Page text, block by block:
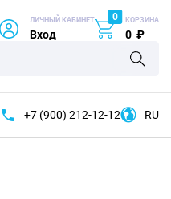
ЛИЧНЫЙ КАБИНЕТ
Вход
0 КОРЗИНА
0 ₽
+7 (900) 212-12-12 RU